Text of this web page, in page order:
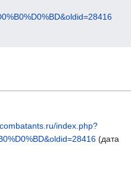
index.php?
(дата